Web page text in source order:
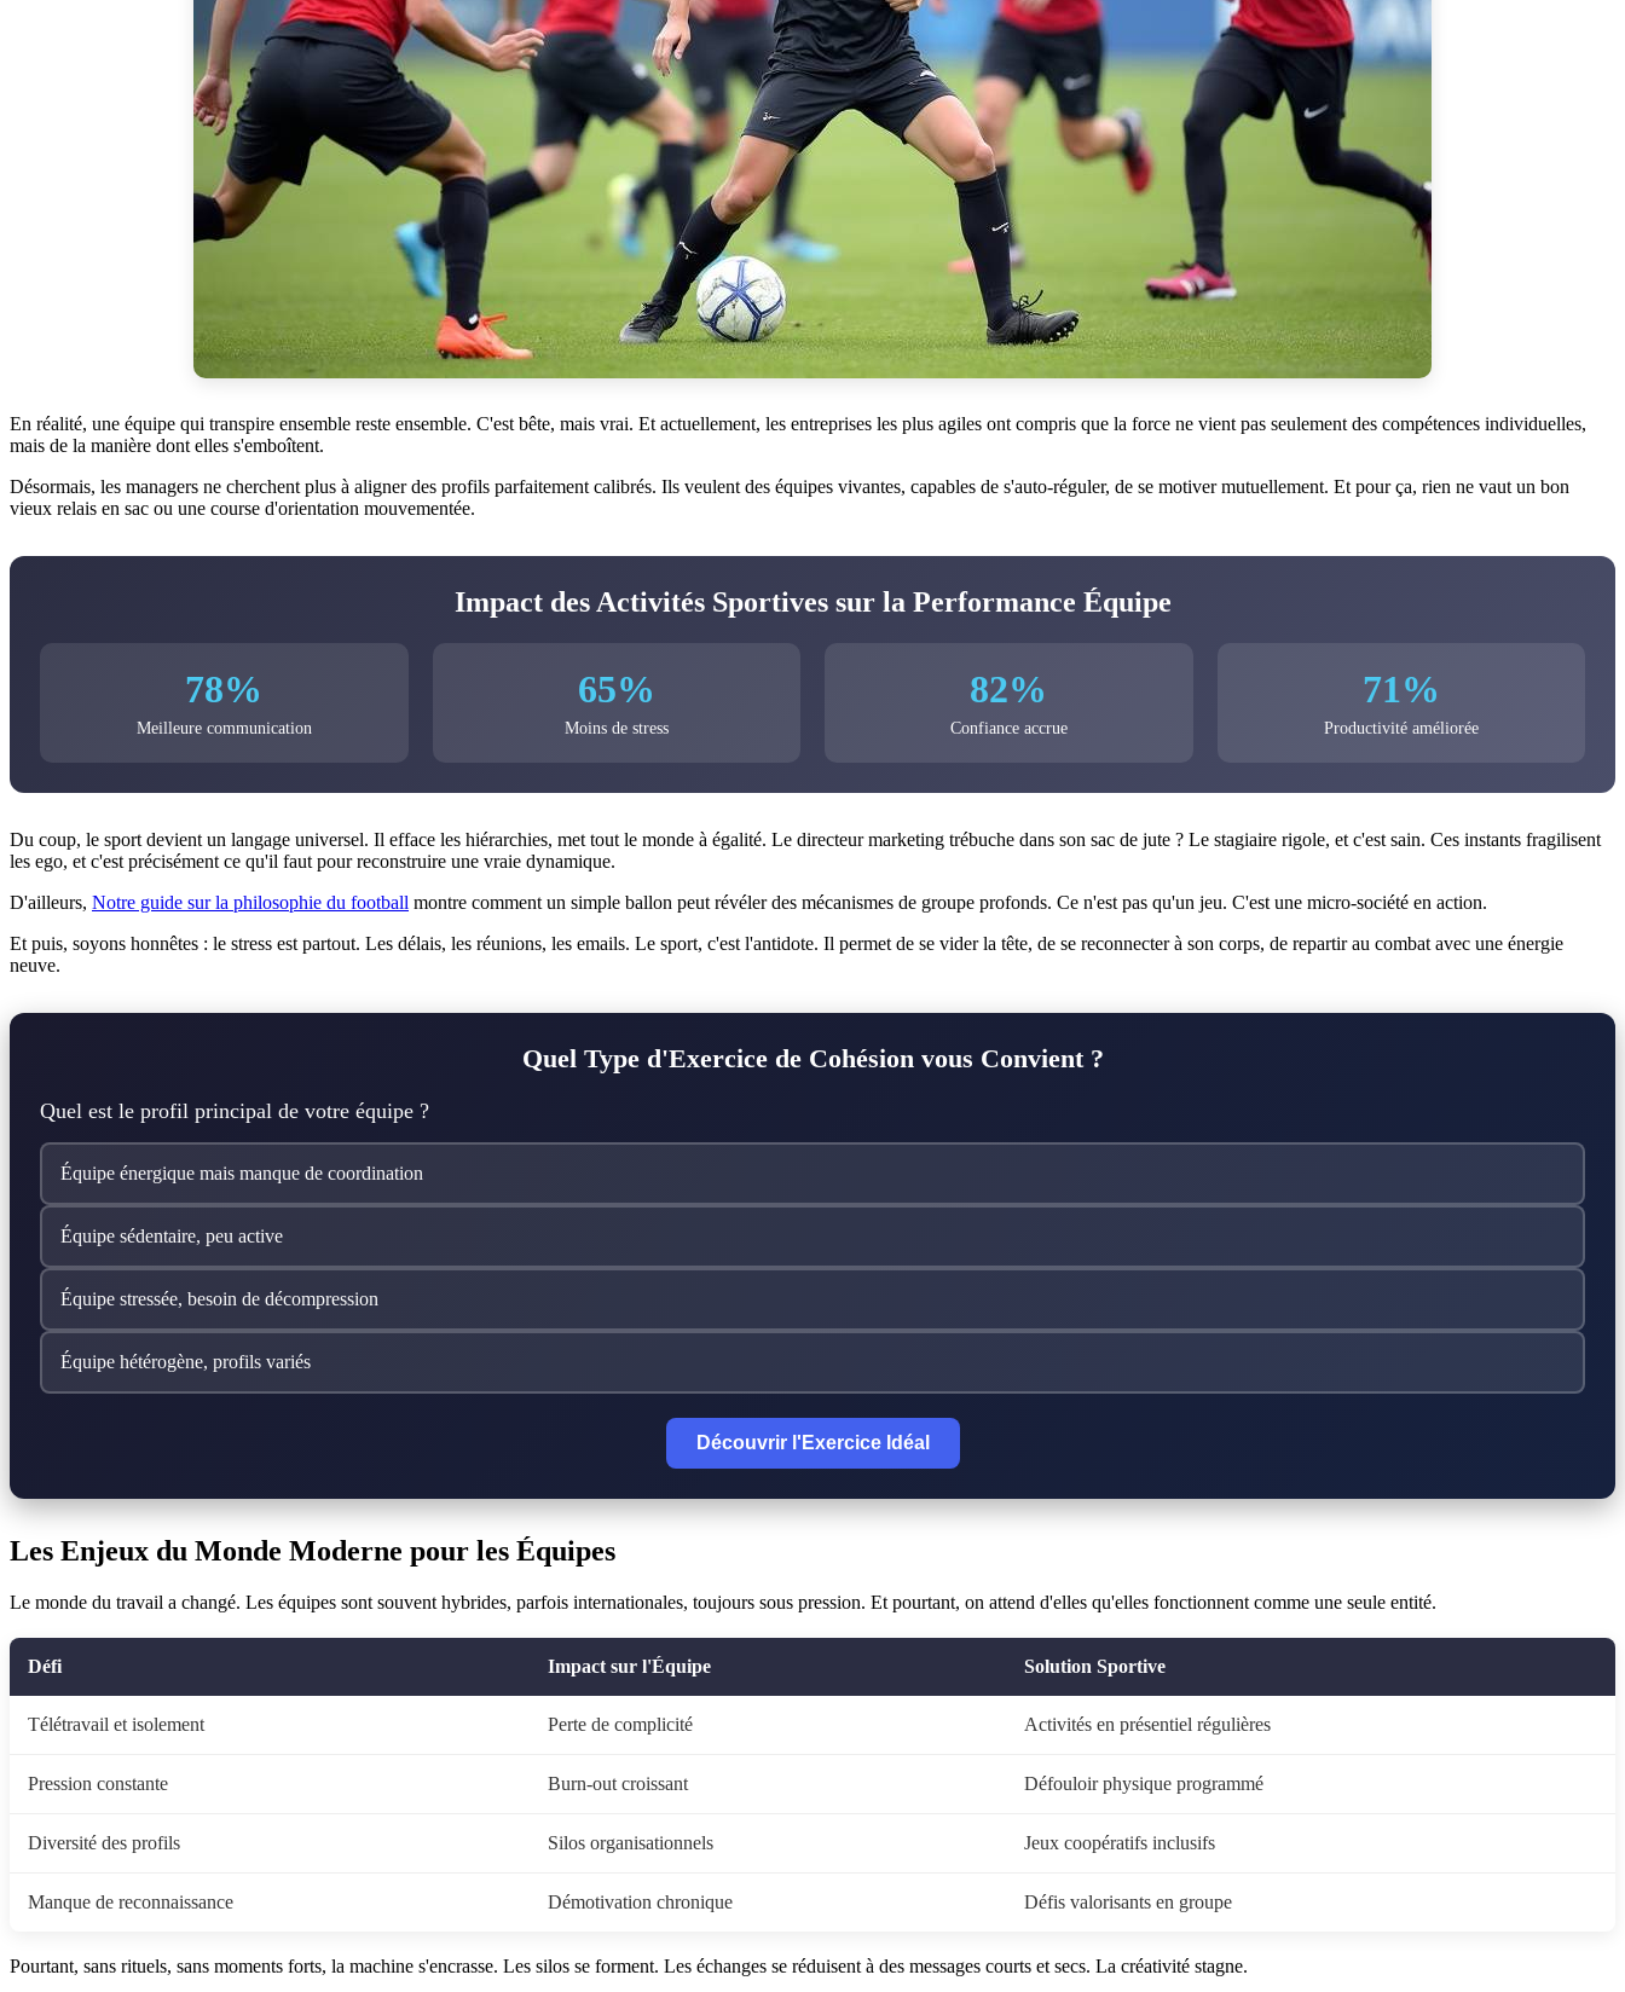
En réalité, une équipe qui transpire ensemble reste ensemble. C'est bête, mais vrai. Et actuellement, les entreprises les plus agiles ont compris que la force ne vient pas seulement des compétences individuelles,
mais de la manière dont elles s'emboîtent.
Désormais, les managers ne cherchent plus à aligner des profils parfaitement calibrés. Ils veulent des équipes vivantes, capables de s'auto-réguler, de se motiver mutuellement. Et pour ça, rien ne vaut un bon
vieux relais en sac ou une course d'orientation mouvementée.
Impact des Activités Sportives sur la Performance Équipe
78%
Meilleure communication
65%
Moins de stress
82%
Confiance accrue
71%
Productivité améliorée
Du coup, le sport devient un langage universel. Il efface les hiérarchies, met tout le monde à égalité. Le directeur marketing trébuche dans son sac de jute ? Le stagiaire rigole, et c'est sain. Ces instants fragilisent
les ego, et c'est précisément ce qu'il faut pour reconstruire une vraie dynamique.
D'ailleurs, Notre guide sur la philosophie du football montre comment un simple ballon peut révéler des mécanismes de groupe profonds. Ce n'est pas qu'un jeu. C'est une micro-société en action.
Et puis, soyons honnêtes : le stress est partout. Les délais, les réunions, les emails. Le sport, c'est l'antidote. Il permet de se vider la tête, de se reconnecter à son corps, de repartir au combat avec une énergie
neuve.
Quel Type d'Exercice de Cohésion vous Convient ?
Quel est le profil principal de votre équipe ?
Équipe énergique mais manque de coordination
Équipe sédentaire, peu active
Équipe stressée, besoin de décompression
Équipe hétérogène, profils variés
Découvrir l'Exercice Idéal
Les Enjeux du Monde Moderne pour les Équipes
Le monde du travail a changé. Les équipes sont souvent hybrides, parfois internationales, toujours sous pression. Et pourtant, on attend d'elles qu'elles fonctionnent comme une seule entité.
Défi Impact sur l'Équipe Solution Sportive
Télétravail et isolement Perte de complicité Activités en présentiel régulières
Pression constante Burn-out croissant Défouloir physique programmé
Diversité des profils Silos organisationnels Jeux coopératifs inclusifs
Manque de reconnaissance Démotivation chronique Défis valorisants en groupe
Pourtant, sans rituels, sans moments forts, la machine s'encrasse. Les silos se forment. Les échanges se réduisent à des messages courts et secs. La créativité stagne.